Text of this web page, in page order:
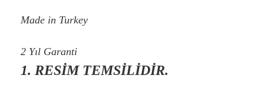
Made in Turkey
2 Yıl Garanti
1. RESİM TEMSİLİDİR.